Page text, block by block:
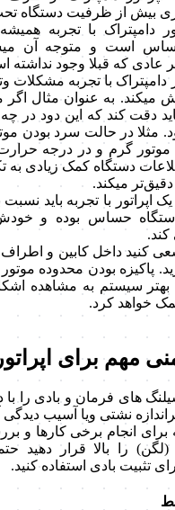
بیش از ظرفیت دستگاه
دامپتراک با تجربه
است و متوجه آن
عادی که قبلا وجود
دامپتراک با تجربه مشکلات
میکند. به عنوان مثال اگر
دقت کند که این دود در
مثلا در حالت سرد بودن
گرم و در درجه
دستگاه کمک زیادی به
دقیق‌تر میکند.
اپراتور با تجربه باید
حساس بوده و خودش
کند.
کنید داخل کابین و اطراف
پاکیزه بودن محدوده
سیستم به مشاهده
خواهد کرد.
مهم برای
های فرمان و بادی را
نشتی ویا آسیب
برای انجام برخی کارها و
را بالا قرار دهید
تثبیت بادی استفاده کنید.